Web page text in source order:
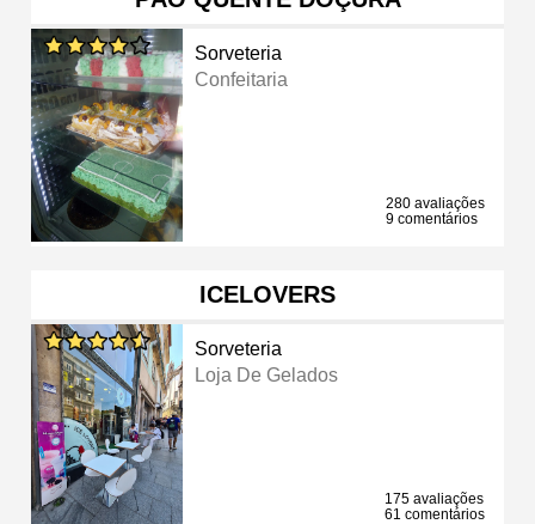
Sorveteria
Confeitaria
280 avaliações
9 comentários
ICELOVERS
Sorveteria
Loja De Gelados
175 avaliações
61 comentários